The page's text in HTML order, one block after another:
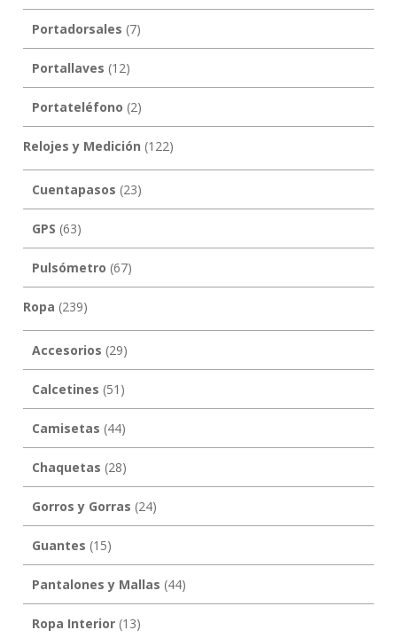
Portadorsales (7)
Portallaves (12)
Portateléfono (2)
Relojes y Medición (122)
Cuentapasos (23)
GPS (63)
Pulsómetro (67)
Ropa (239)
Accesorios (29)
Calcetines (51)
Camisetas (44)
Chaquetas (28)
Gorros y Gorras (24)
Guantes (15)
Pantalones y Mallas (44)
Ropa Interior(13)